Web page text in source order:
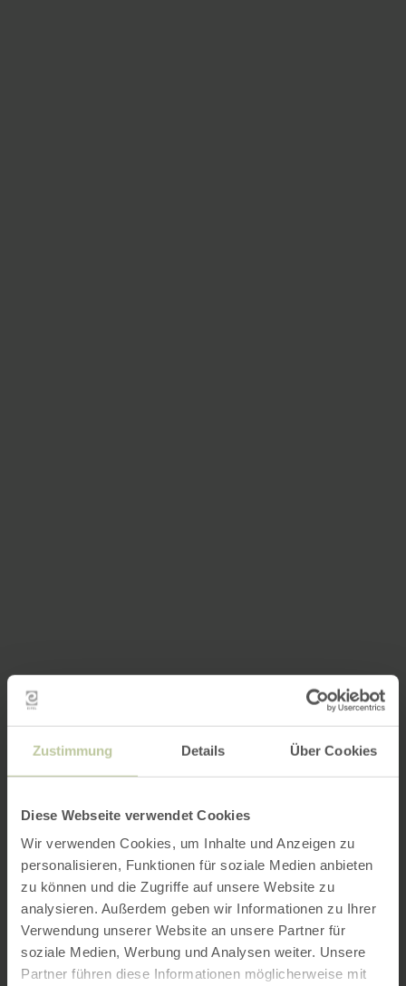
Zustimmung Details Über Cookies
Diese Webseite verwendet Cookies
Wir verwenden Cookies, um Inhalte und Anzeigen zu
personalisieren, Funktionen für soziale Medien anbieten
zu können und die Zugriffe auf unsere Website zu
analysieren. Außerdem geben wir Informationen zu Ihrer
Verwendung unserer Website an unsere Partner für
soziale Medien, Werbung und Analysen weiter. Unsere
Partner führen diese Informationen möglicherweise mit